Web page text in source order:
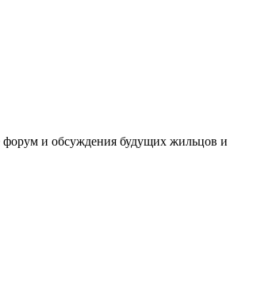
форум и обсуждения будущих жильцов и